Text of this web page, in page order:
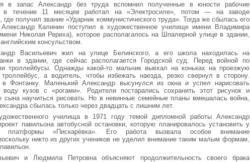
в запас Александр без труда вспомнил полученные в юности рабочие
в течение 11 месяцев работал на «Электросиле», потом — на заводе
где получил звание «Ударник коммунистического труда». Тогда же сбылась его
Калинин поступил в художественное училище имени Владимира
Николая Рериха), которое располагалось на Шпалерной улице в здании,
консульством.
Васильевич жил на улице Белинского, а его школа находилась на
в здании, где сейчас располагается Городской суд. Перед войной по
троллейбусы. Однажды какой-то мальчик выехал на коньках на проезжую
а водитель, чтобы избежать наезда, резко свернул в сторону.
в Фонтанку. Маленький Александр высунулся из окна и успел нарисовать
воду кузов с «рогами». Родители постарались сохранить этот рисунок и
сына научиться рисовать. Но в невинные семейные планы вмешалась война,
сбылась только через двадцать с лишним лет.
училища в 1971 году темой дипломной работы Александр
павильона автобусной остановки, которую планировалось установить у
платформы «Пискарёвка». Его работа вызвала особое внимание
никто из других учеников не уделил внимание таким малым формам,
и Людмила Петровна объясняют продолжительность своего брака